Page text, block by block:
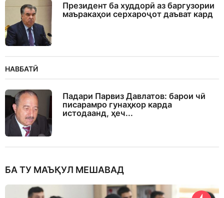
Президент ба худдорӣ аз баргузории
маъракаҳои серхароҷот даъват кард
НАВБАТӢ
Падари Парвиз Давлатов: барои чӣ
писарамро гунаҳкор карда
истодаанд, ҳеч...
БА ТУ МАЪҚУЛ МЕШАВАД